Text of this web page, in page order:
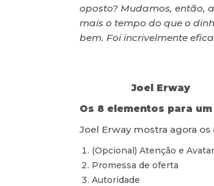
oposto? Mudamos, então,
mais o tempo do que o
bem. Foi incrivelmente
Joel Erway
Os 8 elementos para
Joel Erway mostra agora
(Opcional) Atenção e Avatar
Promessa de oferta
Autoridade